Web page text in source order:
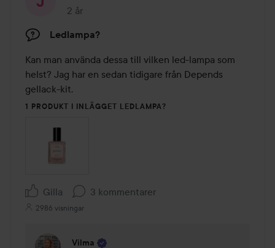
2 år
Inlägget skapades 2 år
Ledlampa?
Kan man använda dessa till vilken led-lampa som
helst? Jag har en sedan tidigare från Depends
gellack-kit.
1 PRODUKT I INLÄGGET LEDLAMPA?
Gilla 3 kommentarer
2986 visningar
Vilma